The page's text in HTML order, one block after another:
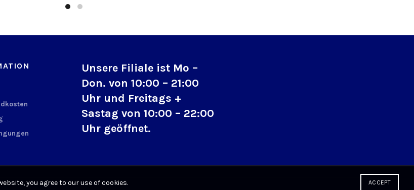
Unsere Filiale ist Mo –
Don. von 10:00 – 21:00
Uhr und Freitags +
Sastag von 10:00 – 22:00
Uhr geöffnet.
you agree to our use of cookies. ACCEPT